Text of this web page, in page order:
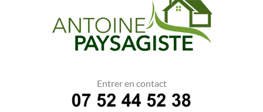
Entrer en contact